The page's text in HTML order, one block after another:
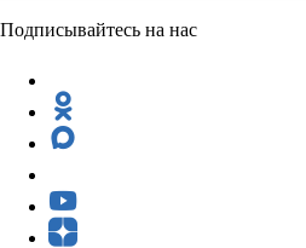
Подписывайтесь на нас